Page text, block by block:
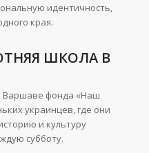
идентичность,
края.
ШКОЛА В
Варшаве фонда «Наш
украинцев, где они
и культуру
субботу.